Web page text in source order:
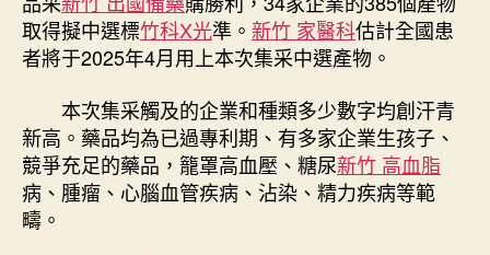
診
所
醫
科
品
歸
入〉
取得擬中選標竹科X光準。 新竹 家醫科估計全國患
者將于2025年4月用上本次集采中選產物。
本次集采觸及的企業和種類多少數字均創汗青
新高。藥品均為已過專利期、有多家企業生孩子、
競爭充足的藥品，籠罩高血壓、糖尿新竹 高血脂
病、腫瘤、心腦血管疾病、沾染、精力疾病等範
疇。